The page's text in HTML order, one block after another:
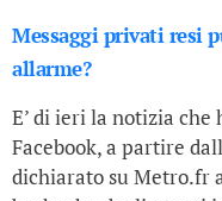
Messaggi privati resi
allarme?
E’ di ieri la notizia
Facebook, a partire
dichiarato su Metro.fr